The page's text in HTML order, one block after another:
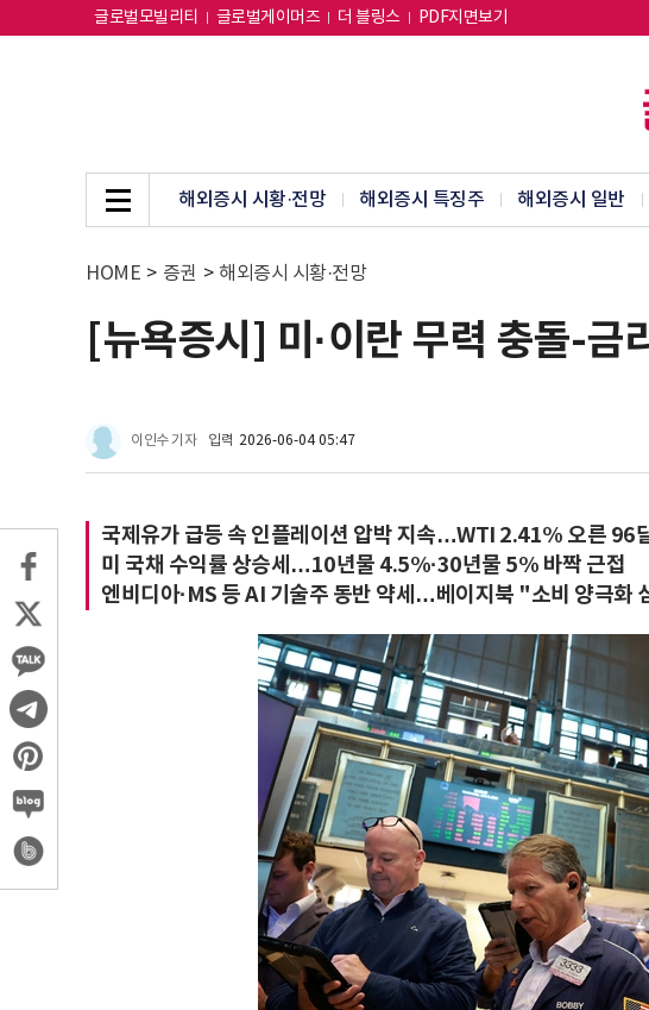
글로벌모빌리티 글로벌게이머즈 더 블링스 PDF지면보기
해외증시 시황·전망 해외증시 특징주 해외증시 일반
HOME > 증권 > 해외증시 시황·전망
[뉴욕증시] 미·이란 무력 충돌-
이인수 기자 입력 2026-06-04 05:47
국제유가 급등 속 인플레이션 압박 지속…WTI 2.41% 오른 96
미 국채 수익률 상승세…10년물 4.5%·30년물 5% 바짝 근접
엔비디아·MS 등 AI 기술주 동반 약세…베이지북 "소비 양극화